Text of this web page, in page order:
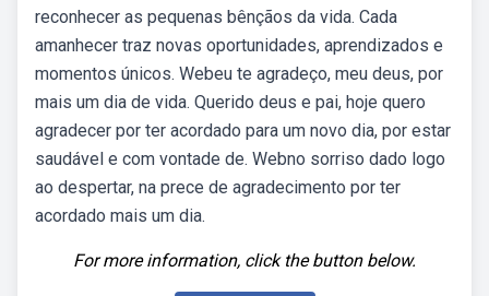
reconhecer as pequenas bênçãos da vida. Cada
amanhecer traz novas oportunidades, aprendizados e
momentos únicos. Webeu te agradeço, meu deus, por
mais um dia de vida. Querido deus e pai, hoje quero
agradecer por ter acordado para um novo dia, por estar
saudável e com vontade de. Webno sorriso dado logo
ao despertar, na prece de agradecimento por ter
acordado mais um dia.
For more information, click the button below.